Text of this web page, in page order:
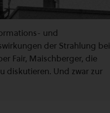
und
der Strahlung bei
Fair, Maischberger, die
diskutieren. Und zwar zur